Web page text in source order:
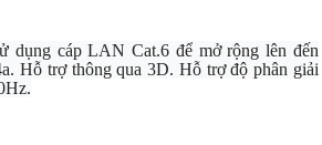
dụng cáp LAN Cat.6 để mở rộng lên đến
Hỗ trợ thông qua 3D. Hỗ trợ độ phân giải